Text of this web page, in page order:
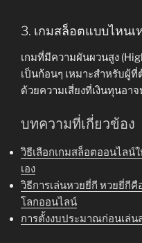
3. เกมสล็อตแบบไหนเ
เกมที่มีความผันผวนสูง
เป็นก้อนๆ เหมาะสำหรับผู้
ด้วยความเสี่ยงที่เงินทุนอา
บทความที่เกี่ยวข้อง
วิธีเลือกเกมสล็อตออนไลน์
เอง
วิธีการเล่นหวยยี่กี หวยยี่กี
โลกออนไลน์
การตั้งงบประมาณก่อนเล่